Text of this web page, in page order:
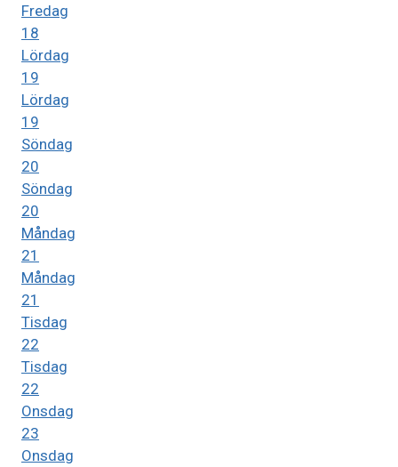
Fredag
18
Lördag
19
Lördag
19
Söndag
20
Söndag
20
Måndag
21
Måndag
21
Tisdag
22
Tisdag
22
Onsdag
23
Onsdag